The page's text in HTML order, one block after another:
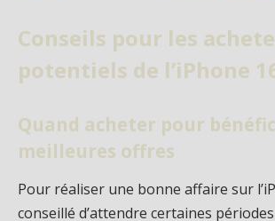
Conseils pour les
potentiels de l’iPhone
Quand acheter pour
meilleures offres
Pour réaliser une bonne affaire sur
conseillé d’attendre certaines